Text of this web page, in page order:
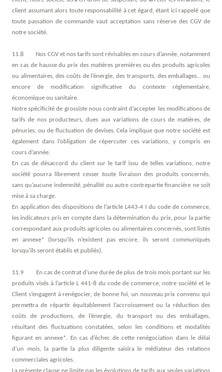
client assumant alors toute responsabilité à cet égard, étant ici rappelé que
toute passation de commande vaut acceptation sans réserve des CGV de
notre société.
11.8 Nos CGV et nos tarifs sont révisables en cours d’année, notamment
en cas de hausse du prix des matières premières ou des produits agricoles
ou alimentaires, des coûts de l’énergie, des transports, des emballages… ou
encore de modification significative du contexte règlementaire,
économique ou sanitaire.
Notre spécificité de grossiste nous contraint d’accepter les modifications de
tarifs de nos producteurs, dues aux variations de cours de matières, de
pénuries, ou de fluctuation de devises. Cela implique que notre société est
également dans l’obligation de répercuter ces variations, y compris en
cours d’année.
En cas de désaccord du client sur le tarif issu de telles variations, notre
société pourra librement cesser toute livraison des produits concernés,
sans qu’aucune indemnité, pénalité ou autre contrepartie financière ne soit
mise à sa charge.
En application des dispositions de l’article L443-4 I du code de commerce,
les indicateurs pris en compte dans la détermination du prix, pour la partie
correspondant aux produits agricoles ou alimentaires concernés, sont listés
en annexe* (lorsqu’ils n’existent pas encore, ils seront communiqués
lorsqu’ils seront établis et publiés).
11.9 En cas de contrat d’une durée de plus de trois mois portant sur les
produits visés à l’article L 441-8 du code de commerce, notre société et le
Client s’engagent à renégocier, de bonne foi, un nouveau prix convenu qui
permettra de répartir équitablement l’accroissement ou la réduction des
coûts de productions, de l’énergie, du transport ou des emballages,
résultant des fluctuations constatées, selon les conditions et modalités
figurant en annexe*. En cas d’échec de cette renégociation dans le délai
d’un mois, la partie la plus diligente saisira le médiateur des relations
commerciales agricoles.